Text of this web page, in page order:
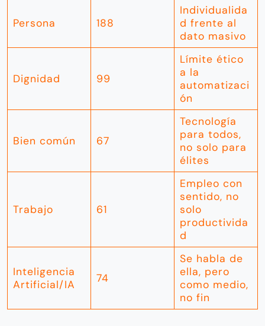
Persona 188
Individualida
d frente al
dato masivo
Dignidad 99
Límite ético
a la
automatizaci
ón
Bien común 67
Tecnología
para todos,
no solo para
élites
Trabajo 61
Empleo con
sentido, no
solo
productivida
d
Inteligencia
Artificial/IA
74
Se habla de
ella, pero
como medio,
no fin